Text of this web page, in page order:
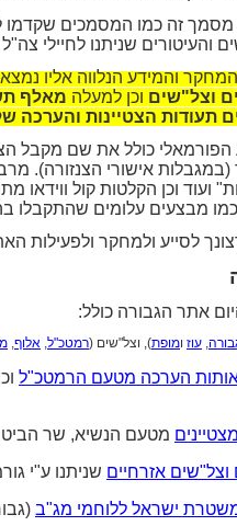
זה כמו המסמכים שקדמו לו
והעיטורים שניתנו לחיילי
והמידע הנלווה אליו
וצל"שים וכן למעלה מאלף
תעודות הצטיינות והערכה
הפורמאלי כולל את שם מקבל
(במגבלות אישורי הצנזורה).
ועוד וכן הקלטות קול ווידאו
כמו מבצעים עלומים שהתקבלו
לסייע ולמחקר ולפעילות
אתר הגבורה כולל:
, עוז ומופת), וצל"שים (רמטכ"ל, אלוף,
הערכה מטעם הרמטכ"ל
מטעם הנשיא, שר
וצל"שים אזרחיים שניתנו ע"י
משטרת ישראל ללוחמי מג"ב